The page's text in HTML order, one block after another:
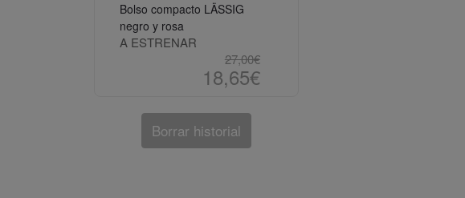
Bolso compacto LÄSSIG
negro y rosa
A ESTRENAR
27,00€
18,65€
Borrar historial